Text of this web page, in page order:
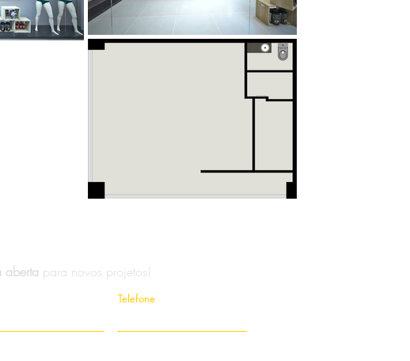
aberta para novos projetos!
Telefone